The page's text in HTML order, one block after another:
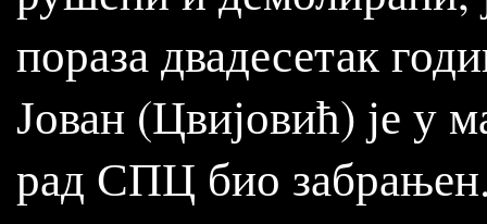
пораза двадесетак
Јован (Цвијовић) је у
рад СПЦ био